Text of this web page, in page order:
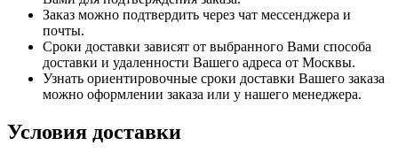
Заказ можно подтвердить через чат мессенджера и
почты.
Сроки доставки зависят от выбранного Вами способа
доставки и удаленности Вашего адреса от Москвы.
Узнать ориентировочные сроки доставки Вашего заказа
можно оформлении заказа или у нашего менеджера.
Условия доставки